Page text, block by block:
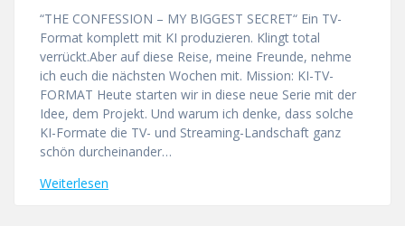
“THE CONFESSION – MY BIGGEST SECRET“ Ein TV-
Format komplett mit KI produzieren. Klingt total
verrückt.Aber auf diese Reise, meine Freunde, nehme
ich euch die nächsten Wochen mit. Mission: KI-TV-
FORMAT Heute starten wir in diese neue Serie mit der
Idee, dem Projekt. Und warum ich denke, dass solche
KI-Formate die TV- und Streaming-Landschaft ganz
schön durcheinander…
Weiterlesen